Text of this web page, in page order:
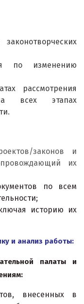
по изменению
рассмотрения
на всех этапах
законов и
их
по всем
историю их
и анализ работы:
палаты и
внесенных в